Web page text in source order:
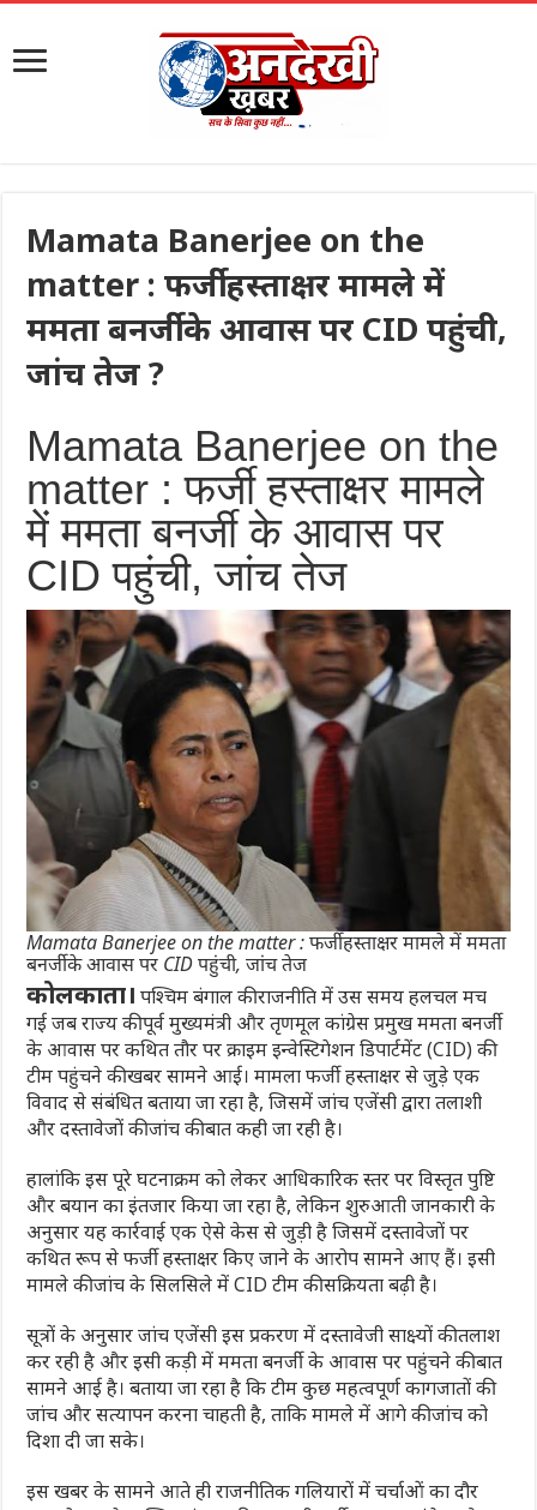
Mamata Banerjee on the
matter : फर्जी हस्ताक्षर मामले में
ममता बनर्जी के आवास पर CID पहुंची,
जांच तेज ?
Mamata Banerjee on the
matter : फर्जी हस्ताक्षर मामले
में ममता बनर्जी के आवास पर
CID पहुंची, जांच तेज
Mamata Banerjee on the matter : फर्जी हस्ताक्षर मामले में ममता
बनर्जी के आवास पर CID पहुंची, जांच तेज
कोलकाता। पश्चिम बंगाल की राजनीति में उस समय हलचल मच
गई जब राज्य की पूर्व मुख्यमंत्री और तृणमूल कांग्रेस प्रमुख ममता बनर्जी
के आवास पर कथित तौर पर क्राइम इन्वेस्टिगेशन डिपार्टमेंट (CID) की
टीम पहुंचने की खबर सामने आई। मामला फर्जी हस्ताक्षर से जुड़े एक
विवाद से संबंधित बताया जा रहा है, जिसमें जांच एजेंसी द्वारा तलाशी
और दस्तावेजों की जांच की बात कही जा रही है।
हालांकि इस पूरे घटनाक्रम को लेकर आधिकारिक स्तर पर विस्तृत पुष्टि
और बयान का इंतजार किया जा रहा है, लेकिन शुरुआती जानकारी के
अनुसार यह कार्रवाई एक ऐसे केस से जुड़ी है जिसमें दस्तावेजों पर
कथित रूप से फर्जी हस्ताक्षर किए जाने के आरोप सामने आए हैं। इसी
मामले की जांच के सिलसिले में CID टीम की सक्रियता बढ़ी है।
सूत्रों के अनुसार जांच एजेंसी इस प्रकरण में दस्तावेजी साक्ष्यों की तलाश
कर रही है और इसी कड़ी में ममता बनर्जी के आवास पर पहुंचने की बात
सामने आई है। बताया जा रहा है कि टीम कुछ महत्वपूर्ण कागजातों की
जांच और सत्यापन करना चाहती है, ताकि मामले में आगे की जांच को
दिशा दी जा सके।
इस खबर के सामने आते ही राजनीतिक गलियारों में चर्चाओं का दौर